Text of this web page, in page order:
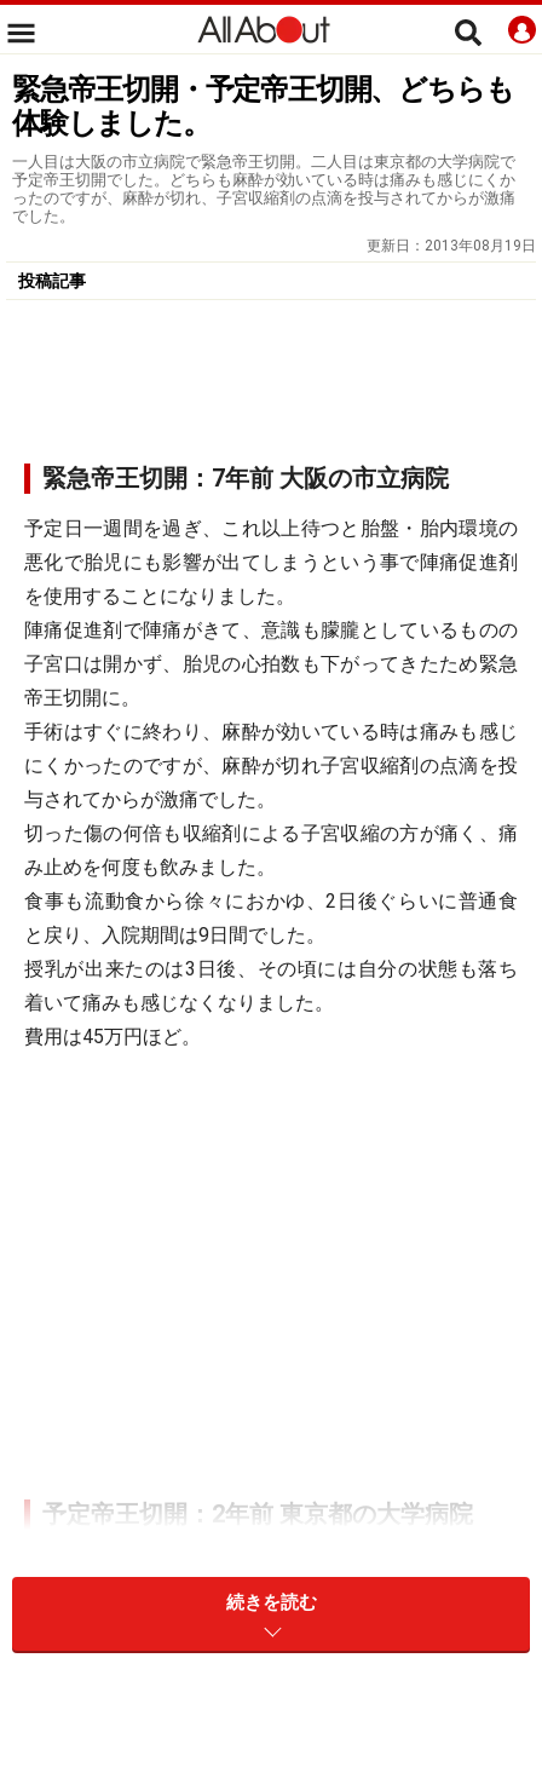
緊急帝王切開・予定帝王切開、どちらも
体験しました。
一人目は大阪の市立病院で緊急帝王切開。二人目は東京都の大学病院で
予定帝王切開でした。どちらも麻酔が効いている時は痛みも感じにくか
ったのですが、麻酔が切れ、子宮収縮剤の点滴を投与されてからが激痛
でした。
更新日： 2013年08月19日
投稿記事
緊急帝王切開：7年前 大阪の市立病院
予定日一週間を過ぎ、これ以上待つと胎盤・胎内環境の
悪化で胎児にも影響が出てしまうという事で陣痛促進剤
を使用することになりました。
陣痛促進剤で陣痛がきて、意識も朦朧としているものの
子宮口は開かず、胎児の心拍数も下がってきたため緊急
帝王切開に。
手術はすぐに終わり、麻酔が効いている時は痛みも感じ
にくかったのですが、麻酔が切れ子宮収縮剤の点滴を投
与されてからが激痛でした。
切った傷の何倍も収縮剤による子宮収縮の方が痛く、痛
み止めを何度も飲みました。
食事も流動食から徐々におかゆ、2日後ぐらいに普通食
と戻り、入院期間は9日間でした。
授乳が出来たのは3日後、その頃には自分の状態も落ち
着いて痛みも感じなくなりました。
費用は45万円ほど。
予定帝王切開：2年前 東京都の大学病院
王切開だった人は受け付けられませんと断られました。
大学病院で診察・出産・一か月健診までお世話になりま
続きを読む